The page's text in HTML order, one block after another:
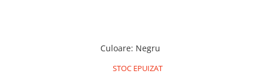
Pachete complete stocare energie
Sisteme de Stocare Comerciale
Culoare: Negru
STOC EPUIZAT